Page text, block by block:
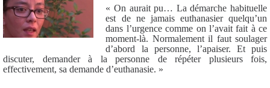
« On aurait pu… La démarche habituelle
est de ne jamais euthanasier quelqu’un
dans l’urgence comme on l’avait fait à ce
moment-là. Normalement il faut soulager
d’abord la personne, l’apaiser. Et puis
discuter, demander à la personne de répéter plusieurs fois,
effectivement, sa demande d’euthanasie. »